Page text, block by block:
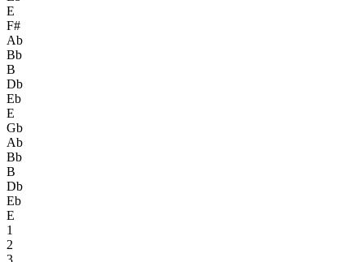
E
F#
Ab
Bb
B
Db
Eb
E
Gb
Ab
Bb
B
Db
Eb
E
1
2
3